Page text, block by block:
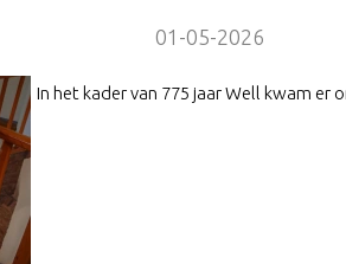
01-05-2026
In het kader van 775 jaar Well kwam er